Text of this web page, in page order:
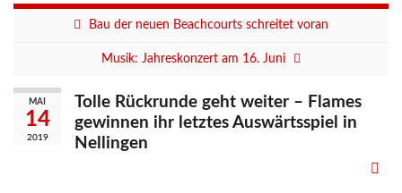
Bau der neuen Beachcourts schreitet voran
Musik: Jahreskonzert am 16. Juni
MAI
14
2019
Tolle Rückrunde geht weiter – Flames
gewinnen ihr letztes Auswärtsspiel in
Nellingen